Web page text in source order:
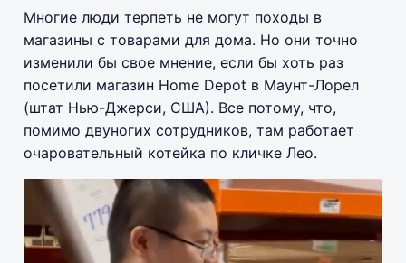
Многие люди терпеть не могут походы в
магазины с товарами для дома. Но они точно
изменили бы свое мнение, если бы хоть раз
посетили магазин Home Depot в Маунт-Лорел
(штат Нью-Джерси, США). Все потому, что,
помимо двуногих сотрудников, там работает
очаровательный котейка по кличке Лео.